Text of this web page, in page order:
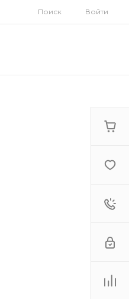
Поиск Войти